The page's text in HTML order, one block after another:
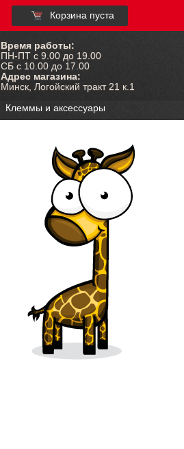
Корзина пуста
Время работы:
ПН-ПТ с 9.00 до 19.00
СБ с 10.00 до 17.00
Адрес магазина:
Минск, Логойский тракт 21 к.1
Клеммы и аксессуары